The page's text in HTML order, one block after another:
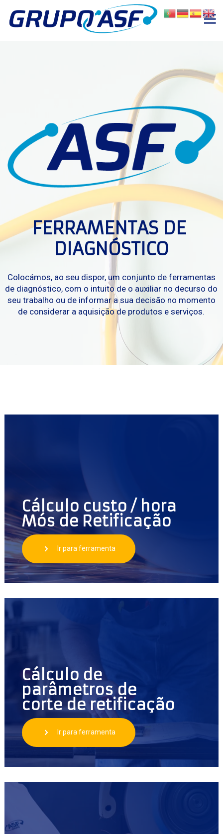
FERRAMENTAS DE
DIAGNÓSTICO
Colocámos, ao seu dispor, um conjunto de ferramentas
de diagnóstico, com o intuito de o auxiliar no decurso do
seu trabalho ou de informar a sua decisão no momento
de considerar a aquisição de produtos e serviços.
Cálculo custo / hora
Mós de Retificação
Ir para ferramenta
Cálculo de
parâmetros de
corte de retificação
Ir para ferramenta